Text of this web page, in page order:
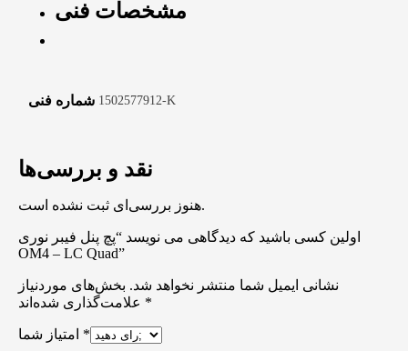
مشخصات فنی
شماره فنی 1502577912-K
نقد و بررسی‌ها
هنوز بررسی‌ای ثبت نشده است.
اولین کسی باشید که دیدگاهی می نویسد “پچ پنل فیبر نوری
OM4 – LC Quad”
نشانی ایمیل شما منتشر نخواهد شد. بخش‌های موردنیاز
*
*